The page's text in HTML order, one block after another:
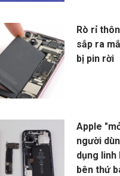
Rò rỉ
sắp ra
bị pin rời
Apple
người
dụng linh
bên thứ